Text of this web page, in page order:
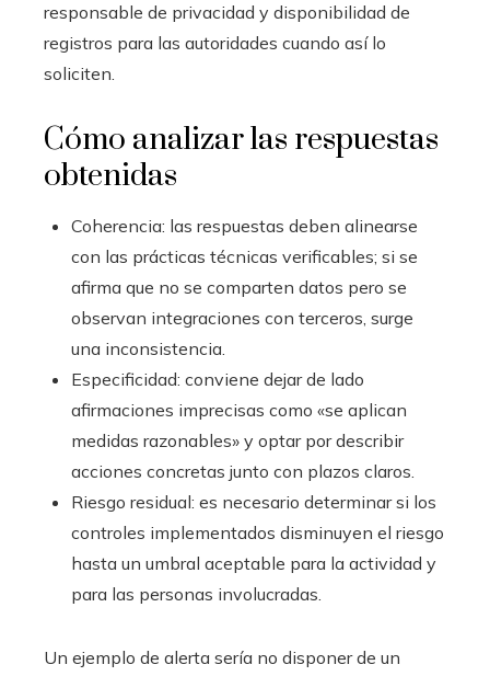
responsable de privacidad y disponibilidad de
registros para las autoridades cuando así lo
soliciten.
Cómo analizar las respuestas
obtenidas
Coherencia: las respuestas deben alinearse
con las prácticas técnicas verificables; si se
afirma que no se comparten datos pero se
observan integraciones con terceros, surge
una inconsistencia.
Especificidad: conviene dejar de lado
afirmaciones imprecisas como «se aplican
medidas razonables» y optar por describir
acciones concretas junto con plazos claros.
Riesgo residual: es necesario determinar si los
controles implementados disminuyen el riesgo
hasta un umbral aceptable para la actividad y
para las personas involucradas.
Un ejemplo de alerta sería no disponer de un